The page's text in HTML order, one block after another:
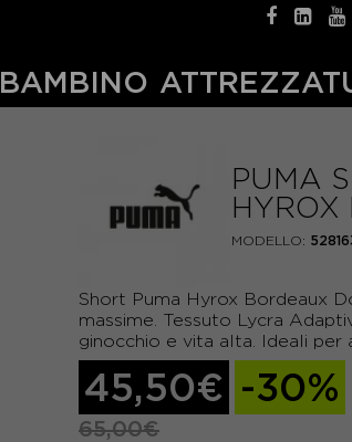
BAMBINO
PUMA
MODELLO:
Short Puma Hyrox Bordeaux
massime. Tessuto Lycra
ginocchio e vita alta. Ideali per
45,50€ -30%
65,00€